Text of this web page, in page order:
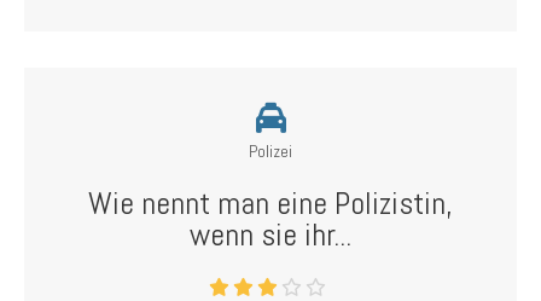
Polizei
Wie nennt man eine Polizistin,
wenn sie ihr...